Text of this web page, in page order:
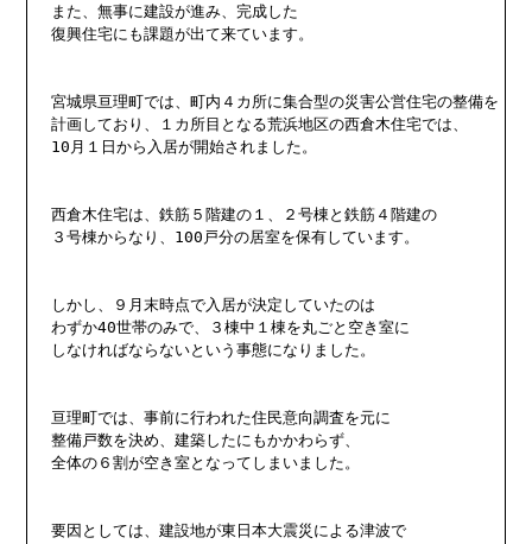
また、無事に建設が進み、完成した
復興住宅にも課題が出て来ています。
宮城県亘理町では、町内４カ所に集合型の災害公営住宅の整備を
計画しており、１カ所目となる荒浜地区の西倉木住宅では、
10月１日から入居が開始されました。
西倉木住宅は、鉄筋５階建の１、２号棟と鉄筋４階建の
３号棟からなり、100戸分の居室を保有しています。
しかし、９月末時点で入居が決定していたのは
わずか40世帯のみで、３棟中１棟を丸ごと空き室に
しなければならないという事態になりました。
亘理町では、事前に行われた住民意向調査を元に
整備戸数を決め、建築したにもかかわらず、
全体の６割が空き室となってしまいました。
要因としては、建設地が東日本大震災による津波で